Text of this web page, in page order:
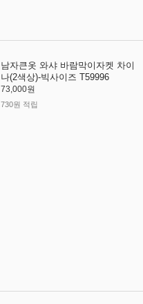
남자큰옷 와샤 바람막이자켓 차이
나(2색상)-빅사이즈 T59996
73,000원
730원 적립